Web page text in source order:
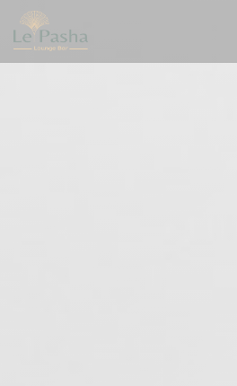
Πίνακας διαχείρισης "Μπισκότων" (Cookies)